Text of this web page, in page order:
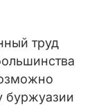
труд
буржуазии